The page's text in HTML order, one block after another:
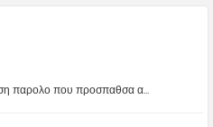
παρολο που προσπαθσα α...